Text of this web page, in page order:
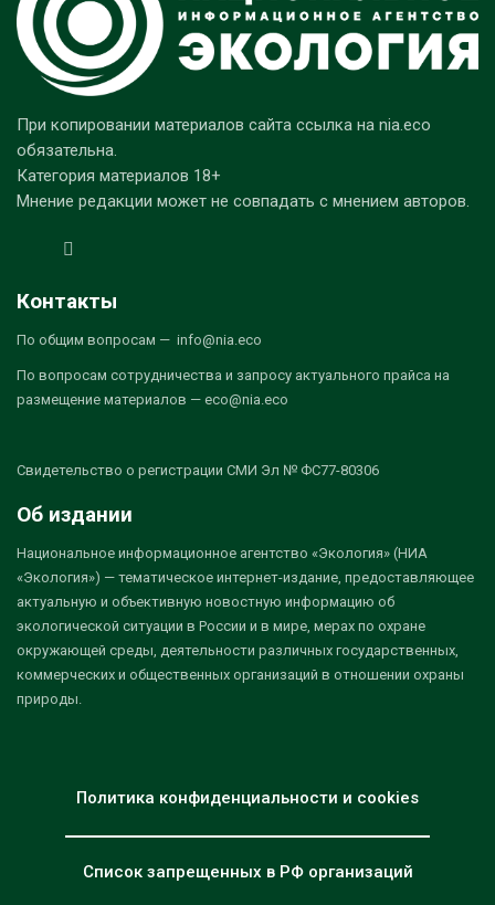
При копировании материалов сайта ссылка на nia.eco
обязательна.
Категория материалов 18+
Мнение редакции может не совпадать с мнением авторов.
Контакты
По общим вопросам — info@nia.eco
По вопросам сотрудничества и запросу актуального прайса на
размещение материалов — eco@nia.eco
Свидетельство о регистрации СМИ Эл № ФС77-80306
Об издании
Национальное информационное агентство «Экология» (НИА
«Экология») — тематическое интернет-издание, предоставляющее
актуальную и объективную новостную информацию об
экологической ситуации в России и в мире, мерах по охране
окружающей среды, деятельности различных государственных,
коммерческих и общественных организаций в отношении охраны
природы.
Политика конфиденциальности и cookies
Список запрещенных в РФ организаций